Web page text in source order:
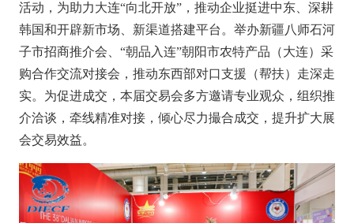
活动，为助力大连“向北开放”，推动企业挺进中东、深耕
韩国和开辟新市场、新渠道搭建平台。举办新疆八师石河
子市招商推介会、“朝品入连”朝阳市农特产品（大连）采
购合作交流对接会，推动东西部对口支援（帮扶）走深走
实。为促进成交，本届交易会多方邀请专业观众，组织推
介洽谈，牵线精准对接，倾心尽力撮合成交，提升扩大展
会交易效益。